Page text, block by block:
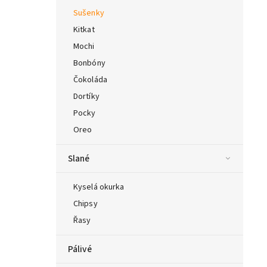
Sušenky
Kitkat
Mochi
Bonbóny
Čokoláda
Dortíky
Pocky
Oreo
Slané
Kyselá okurka
Chipsy
Řasy
Pálivé